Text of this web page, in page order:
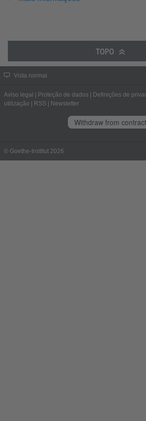
TOPO
Vista normal
Aviso legal Proteção de dados Definições de
utilização
RSS Newsletter
Withdraw from contract
© Goethe-Institut 2026